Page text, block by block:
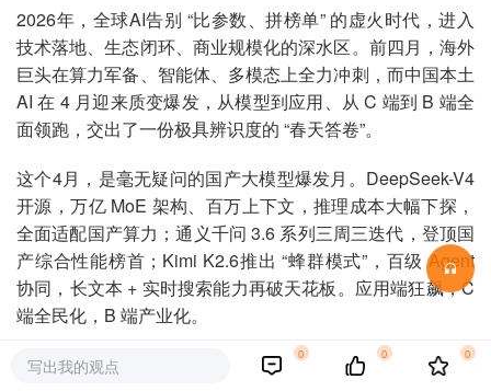
2026年，全球AI告别 “比参数、拼榜单” 的虚火时代，进入
技术落地、生态闭环、商业规模化的深水区。前四月，海外
巨头在算力军备、智能体、多模态上全力冲刺，而中国本土
AI 在 4 月迎来质变爆发，从模型到应用、从 C 端到 B 端全
面领跑，交出了一份极具辨识度的 “春天答卷”。
这个4月，是毫无疑问的国产大模型爆发月。DeepSeek-V4
开源，万亿 MoE 架构、百万上下文，推理成本大幅下探，
全面适配国产算力；通义千问 3.6 系列三周三迭代，登顶国
产综合性能榜首；Kimi K2.6推出 “蜂群模式”，百级 Agent
协同，长文本 + 实时搜索能力再破天花板。应用端狂飙，C
端全民化，B 端产业化。
与此同时，海外AI竞争向算力军备化突进。OpenAI、谷
写出我的观点
0 0 0